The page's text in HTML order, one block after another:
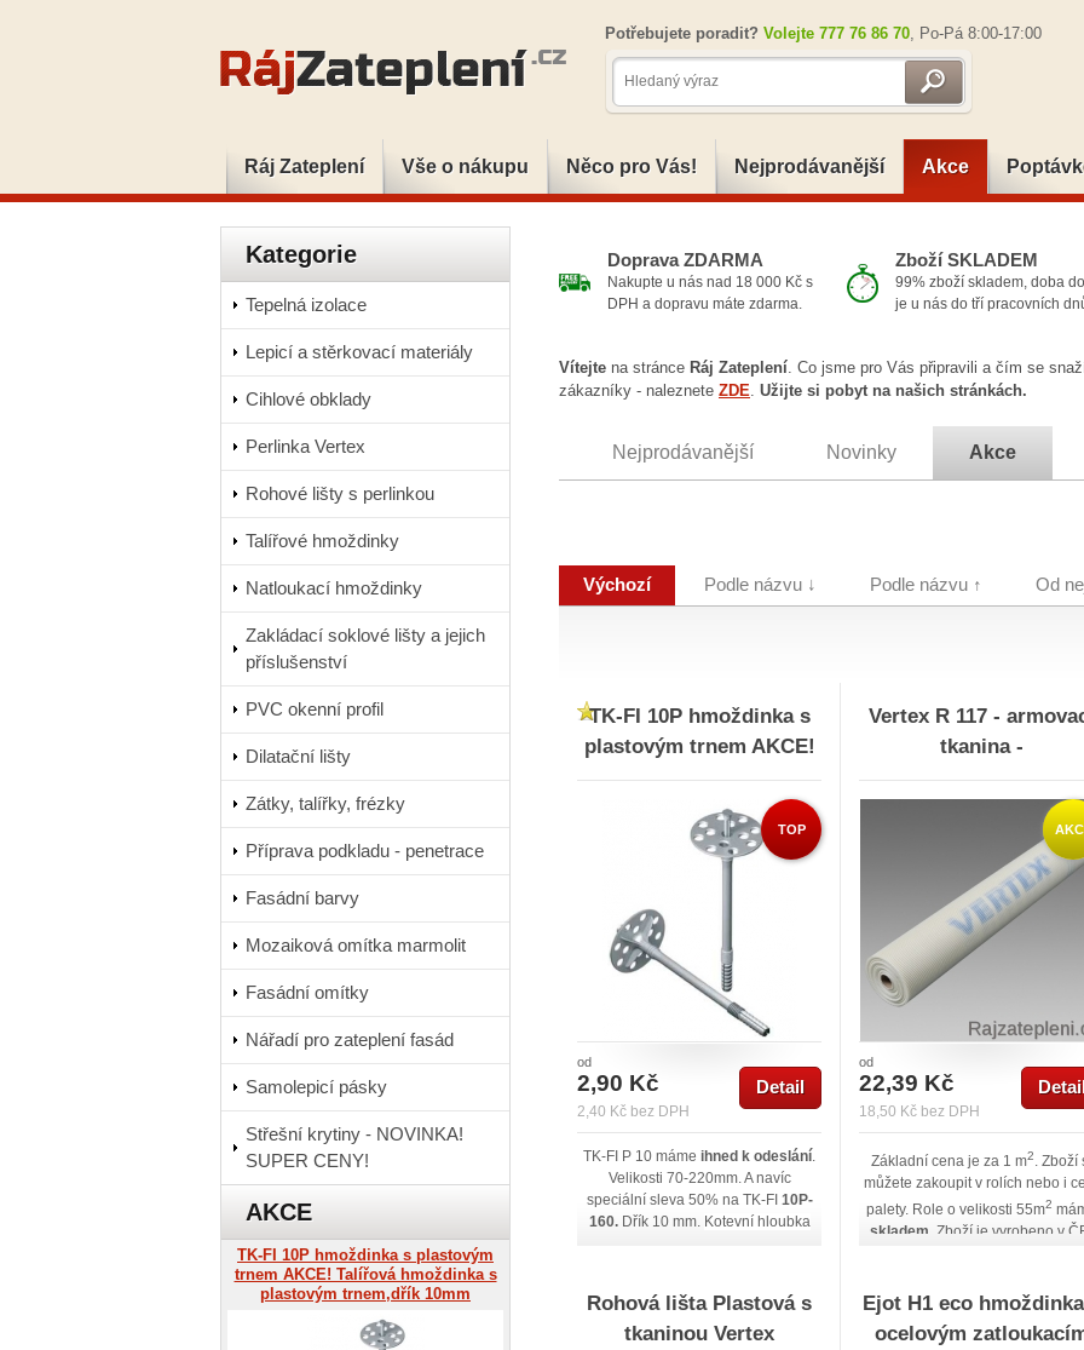
Potřebujete poradit? Volejte 777 76 86 70, Po-Pá 8:00-17:00
Ráj Zateplení Vše o nákupu Něco pro Vás! Nejprodávanější Akce
Doprava ZDARMA
Nakupte u nás nad 18 000 Kč s
DPH a dopravu máte zdarma.
Zboží SKLADEM
99% zboží skladem, doba
je u nás do tří pracovních
Vítejte na stránce Ráj Zateplení. Co jsme pro Vás připravili a čím se
zákazníky - naleznete ZDE. Užijte si pobyt na našich stránkách.
Nejprodávanější Novinky Akce
Výchozí Podle názvu ↓ Podle názvu ↑ Od
TK-FI 10P hmoždinka s
plastovým trnem AKCE!
TOP
od
2,90 Kč
2,40 Kč bez DPH
Detail
TK-FI P 10 máme ihned k odeslání.
Velikosti 70-220mm. A navíc
speciální sleva 50% na TK-FI 10P-
160.Dřík 10 mm. Kotevní hloubka
baleních, tak nám napišteZDE.
Vertex R 117 -
tkanina -
od
22,39 Kč
18,50 Kč bez DPH
Základní cena je za 1 m2. Zboží
můžete zakoupit v rolích nebo i
palety. Role o velikosti 55m2
skladem . Zboží je vyrobeno v
najdete níže na této stránce.
máte zájem o jiné druhy perlinek -
kontaktujte nás!
Rohová lišta Plastová s
tkaninou Vertex
Ejot H1 eco
ocelovým
Kategorie
Tepelná izolace
Lepicí a stěrkovací materiály
Cihlové obklady
Perlinka Vertex
Rohové lišty s perlinkou
Talířové hmoždinky
Natloukací hmoždinky
Zakládací soklové lišty a jejich
příslušenství
PVC okenní profil
Dilatační lišty
Zátky, talířky, frézky
Příprava podkladu - penetrace
Fasádní barvy
Mozaiková omítka marmolit
Fasádní omítky
Nářadí pro zateplení fasád
Samolepicí pásky
Střešní krytiny - NOVINKA!
SUPER CENY!
AKCE
TK-FI 10P hmoždinka s plastovým
trnem AKCE! Talířová hmoždinka s
plastovým trnem,dřík 10mm